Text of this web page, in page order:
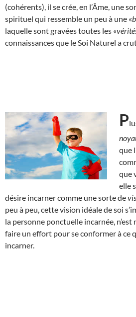
(cohérents), il se crée, en l’Âme, une
spirituel qui ressemble un peu à une «
laquelle sont gravées toutes les «
connaissances que le Soi Naturel a
P
que
que
elle
désire incarner comme une sorte de
peu à peu, cette vision idéale de soi
la personne ponctuelle incarnée, n’est
faire un effort pour se conformer à ce
incarner.